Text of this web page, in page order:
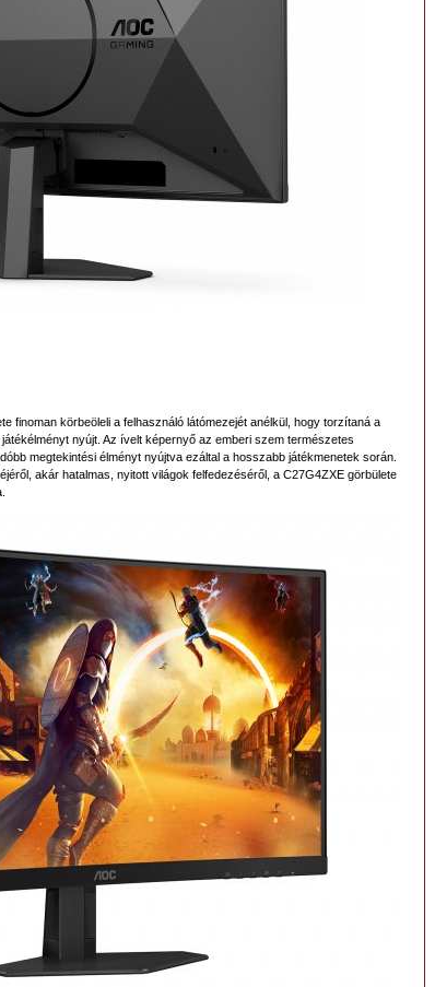
finoman körbeöleli a felhasználó látómezejét anélkül, hogy torzítaná a
nyújt. Az ívelt képernyő az emberi szem természetes
megtekintési élményt nyújtva ezáltal a hosszabb játékmenetek során.
akár hatalmas, nyitott világok felfedezéséről, a C27G4ZXE görbülete